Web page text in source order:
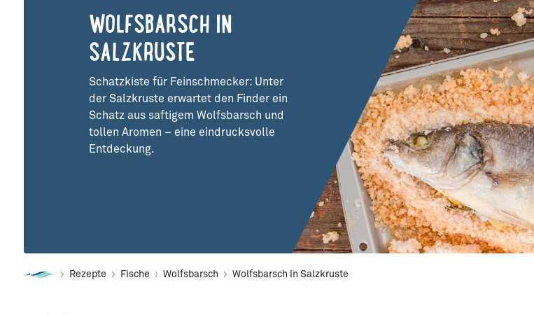
WOLFSBARSCH IN
SALZKRUSTE
Schatzkiste für Feinschmecker: Unter
der Salzkruste erwartet den Finder ein
Schatz aus saftigem Wolfsbarsch und
tollen Aromen – eine eindrucksvolle
Entdeckung.
Rezepte Fische Wolfsbarsch Wolfsbarsch in Salzkruste